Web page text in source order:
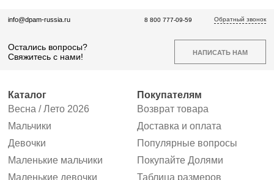
info@dpam-russia.ru
Остались вопросы?
Свяжитесь с нами!
НАПИСАТЬ НАМ
8 800 777-09-59 Обратный звонок
Каталог
Весна / Лето 2026
Мальчики
Девочки
Маленькие мальчики
Маленькие девочки
Покупателям
Возврат товара
Доставка и оплата
Популярные вопросы
Покупайте Долями
Таблица размеров